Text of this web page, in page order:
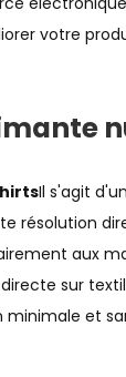
votre
Il s'agit
résolution
aux
sur
et